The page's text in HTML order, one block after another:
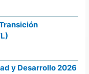
y Desarrollo 2026